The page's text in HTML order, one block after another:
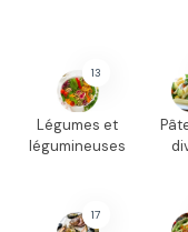
13
Légumes et
légumineuses
17